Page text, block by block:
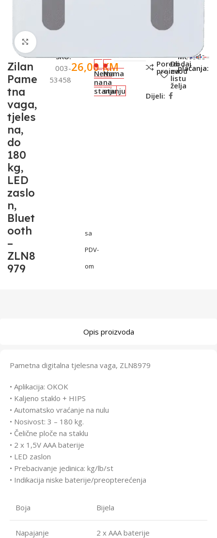
Click to enlarge
Zilan
Pame
tna
vaga,
tjeles
na,
do
180
kg,
LED
zaslo
n,
Bluet
ooth
–
ZLN8
979
SKU:
003-
53458
26,00KM
sa
PDV-
om
Nema
na
stanju
Nema
na
stanju
Poredi
proizvod
Dodaj
na
listu
želja
Dijeli:
Metode
plaćanja:
Opis proizvoda
Pametna digitalna tjelesna vaga, ZLN8979
• Aplikacija: OKOK
• Kaljeno staklo + HIPS
• Automatsko vraćanje na nulu
• Nosivost: 3 – 180 kg.
• Čelične ploče na staklu
• 2 x 1,5V AAA baterije
• LED zaslon
• Prebacivanje jedinica: kg/lb/st
• Indikacija niske baterije/preopterećenja
Boja Bijela
Napajanje 2 x AAA baterije